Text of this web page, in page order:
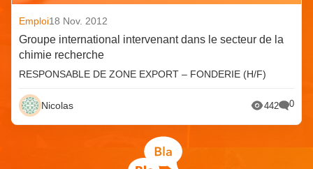
Emploi18 Nov. 2012
Groupe international intervenant dans le secteur de la
chimie recherche
RESPONSABLE DE ZONE EXPORT – FONDERIE (H/F)
Nicolas 442 0